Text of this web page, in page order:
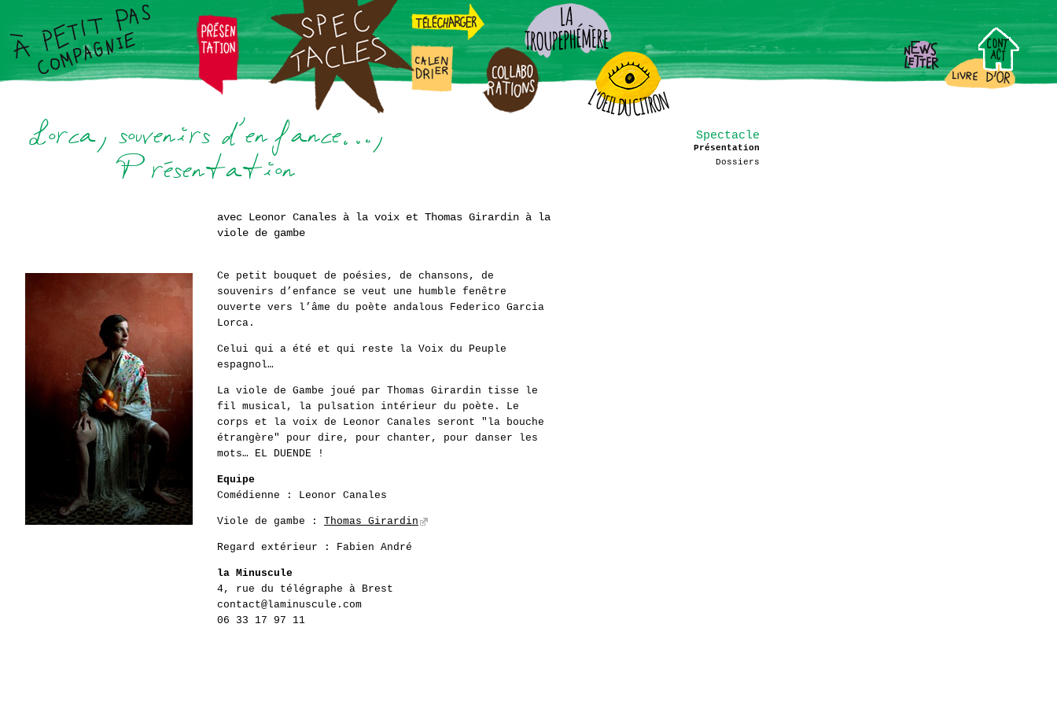
Spectacle
Présentation
Dossiers
avec Leonor Canales à la voix et Thomas Girardin à la
viole de gambe
Ce petit bouquet de poésies, de chansons, de
souvenirs d’enfance se veut une humble fenêtre
ouverte vers l’âme du poète andalous Federico Garcia
Lorca.
Celui qui a été et qui reste la Voix du Peuple
espagnol…
La viole de Gambe joué par Thomas Girardin tisse le
fil musical, la pulsation intérieur du poète. Le
corps et la voix de Leonor Canales seront "la bouche
étrangère" pour dire, pour chanter, pour danser les
mots… EL DUENDE !
Equipe
Comédienne : Leonor Canales
Viole de gambe : Thomas Girardin
Regard extérieur : Fabien André
la Minuscule
4, rue du télégraphe à Brest
contact@laminuscule.com
06 33 17 97 11